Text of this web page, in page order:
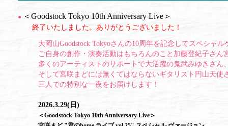
● ＜Goodstock Tokyo 10th Anniversary Live＞
終了いたしました。ありがとうございました！
大岡山Goodstock Tokyoさんの10周年を記念してスペシャル
ご自身の創作・演奏活動はもちろんのこと加藤登紀子さん
多くのアーティストのサポートで大活躍の鬼武みゆきさん
そして宮咲まどには無くてはならないギタリスト円山天使
三人での特別な一夜をお届けします！
2026.3.29(日)
＜Goodstock Tokyo 10th Anniversary Live＞